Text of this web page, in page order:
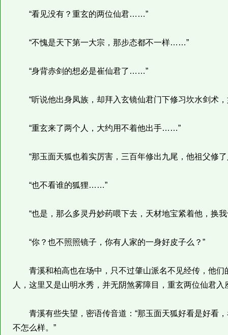
“看见没有？重玄的两位仙君……”
“不愧是天下第一大宗，那步态都不一样……”
“身背赤剑的想必是崔仙君了……”
“听说他出身凤族，却拜入玄镜仙君门下修习坎水剑术
“重玄来了两个人，大约用不着他出手……”
“那玉面天狐也着实厉害，三百年修出九尾，他祖父修
“也不看谁的狐狸……”
“也是，那么多灵丹妙药喂下去，天材地宝紧着他，换
“你？也不照照镜子，你有人家的一身好皮子么？”
青溪和柏高也在场中，只不过肇山派名不见经传，他们
人，这里又是山明水秀，并无阴煞雾障目，重玄两位仙君
青溪有些失望，密语传音道：“那玉面天狐好看是好看，
不怎么样。”